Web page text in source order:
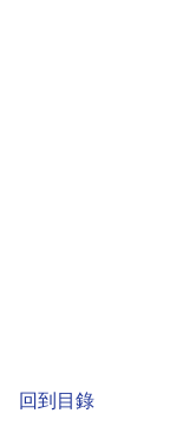
回到目錄